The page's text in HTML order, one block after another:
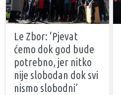
Le Zbor: ‘Pjevat
ćemo dok god bude
potrebno, jer nitko
nije slobodan dok svi
nismo slobodni’